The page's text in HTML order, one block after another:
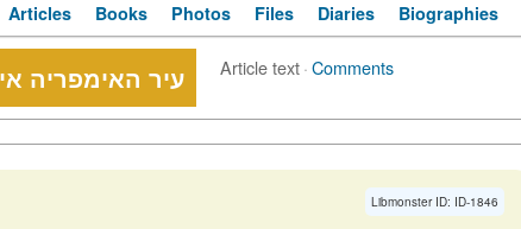
Articles Books Photos Files Diaries Biographies
עיר האימפריה Article text·Comments
Libmonster ID: ID-1846